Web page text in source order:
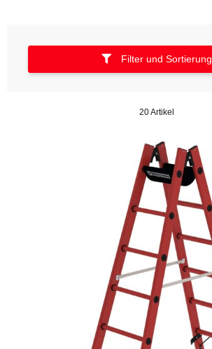
Filter und Sortierung
20 Artikel